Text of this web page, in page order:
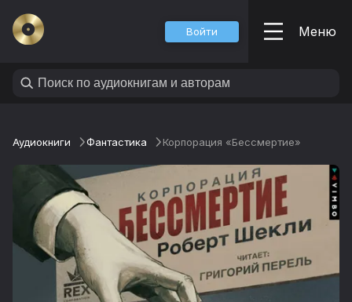
Войти Меню
Аудиокниги Фантастика Корпорация «Бессмертие»